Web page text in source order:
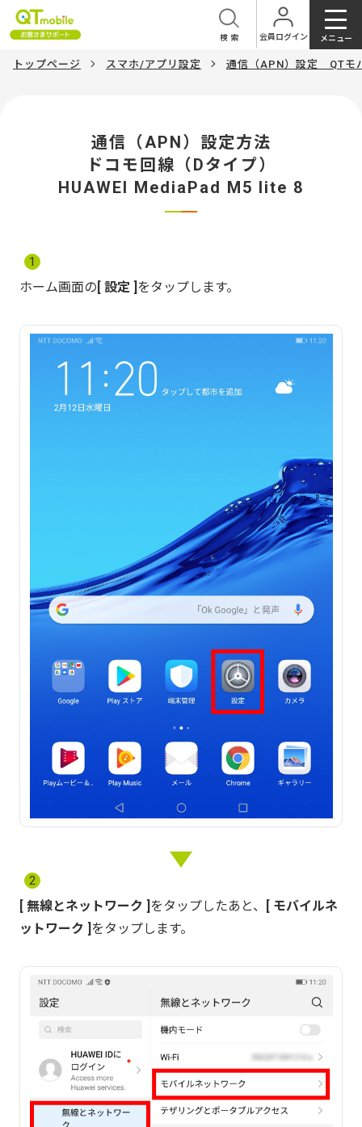
会員ログイン
検索 メニュー
トップページ スマホ/アプリ設定 通信（APN）設定 QTモ
通信（APN）設定方法
ドコモ回線（Dタイプ）
HUAWEI MediaPad M5 lite 8
1
ホーム画面の 設定 をタップします。
2
無線とネットワーク をタップしたあと、
モバイルネ
ットワーク をタップします。